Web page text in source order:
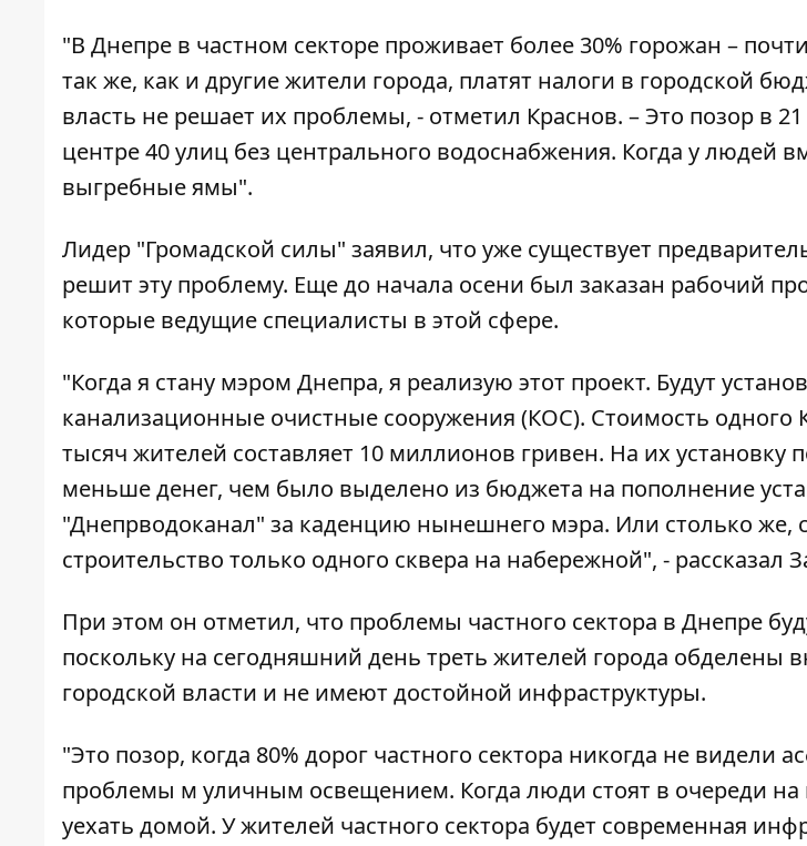
"В Днепре в частном секторе проживает более 30% горожан –
так же, как и другие жители города, платят налоги в городской
власть не решает их проблемы, - отметил Краснов. – Это позор в
центре 40 улиц без центрального водоснабжения. Когда у людей
выгребные ямы".
Лидер "Громадской силы" заявил, что уже существует
решит эту проблему. Еще до начала осени был заказан рабочий
которые ведущие специалисты в этой сфере.
"Когда я стану мэром Днепра, я реализую этот проект. Будут
канализационные очистные сооружения (КОС). Стоимость одного
тысяч жителей составляет 10 миллионов гривен. На их установку
меньше денег, чем было выделено из бюджета на пополнение
"Днепрводоканал" за каденцию нынешнего мэра. Или столько же,
строительство только одного сквера на набережной", - рассказал
При этом он отметил, что проблемы частного сектора в Днепре
поскольку на сегодняшний день треть жителей города
городской власти и не имеют достойной инфраструктуры.
"Это позор, когда 80% дорог частного сектора никогда не видели
проблемы м уличным освещением. Когда люди стоят в очереди
уехать домой. У жителей частного сектора будет современная